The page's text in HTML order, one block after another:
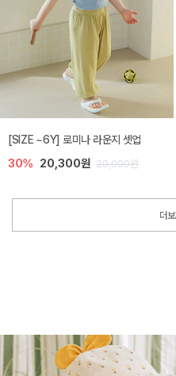
[SIZE ~6Y] 로미나 라운지 셋업
30% 20,300원 29,000원
더